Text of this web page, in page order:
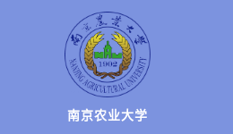
南京农业大学
苏州信息职业技术学院